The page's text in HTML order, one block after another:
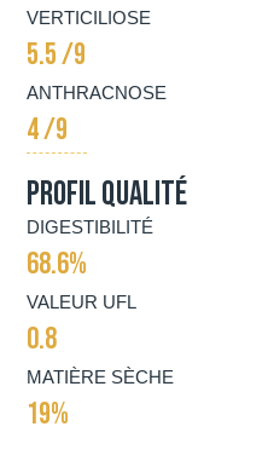
VERTICILIOSE
5.5 /9
ANTHRACNOSE
4 /9
Profil qualité
DIGESTIBILITÉ
68.6%
VALEUR UFL
0.8
MATIÈRE SÈCHE
19%